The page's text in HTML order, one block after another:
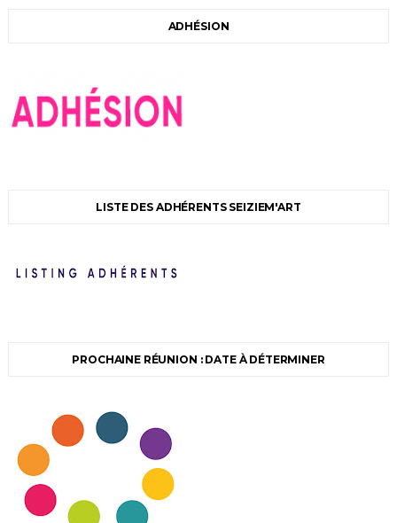
ADHÉSION
LISTE DES ADHÉRENTS SEIZIEM'ART
PROCHAINE RÉUNION : DATE À DÉTERMINER